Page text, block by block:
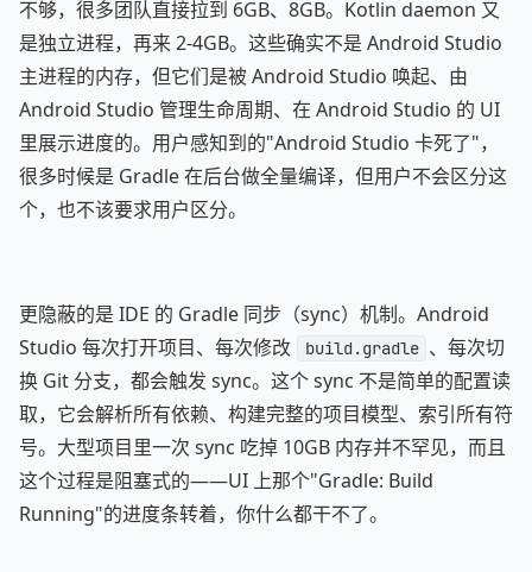
不够，很多团队直接拉到 6GB、8GB。Kotlin daemon 又
是独立进程，再来 2-4GB。这些确实不是 Android Studio
主进程的内存，但它们是被 Android Studio 唤起、由
Android Studio 管理生命周期、在 Android Studio 的 UI
里展示进度的。用户感知到的"Android Studio 卡死了"，
很多时候是 Gradle 在后台做全量编译，但用户不会区分这
个，也不该要求用户区分。
更隐蔽的是 IDE 的 Gradle 同步（sync）机制。Android
Studio 每次打开项目、每次修改
build.gradle 、每次切
换 Git 分支，都会触发 sync。这个 sync 不是简单的配置读
取，它会解析所有依赖、构建完整的项目模型、索引所有符
号。大型项目里一次 sync 吃掉 10GB 内存并不罕见，而且
这个过程是阻塞式的——UI 上那个"Gradle: Build
Running"的进度条转着，你什么都干不了。